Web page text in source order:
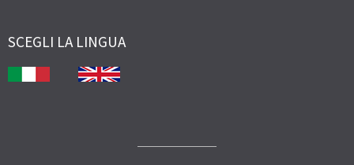
SCEGLI LA LINGUA